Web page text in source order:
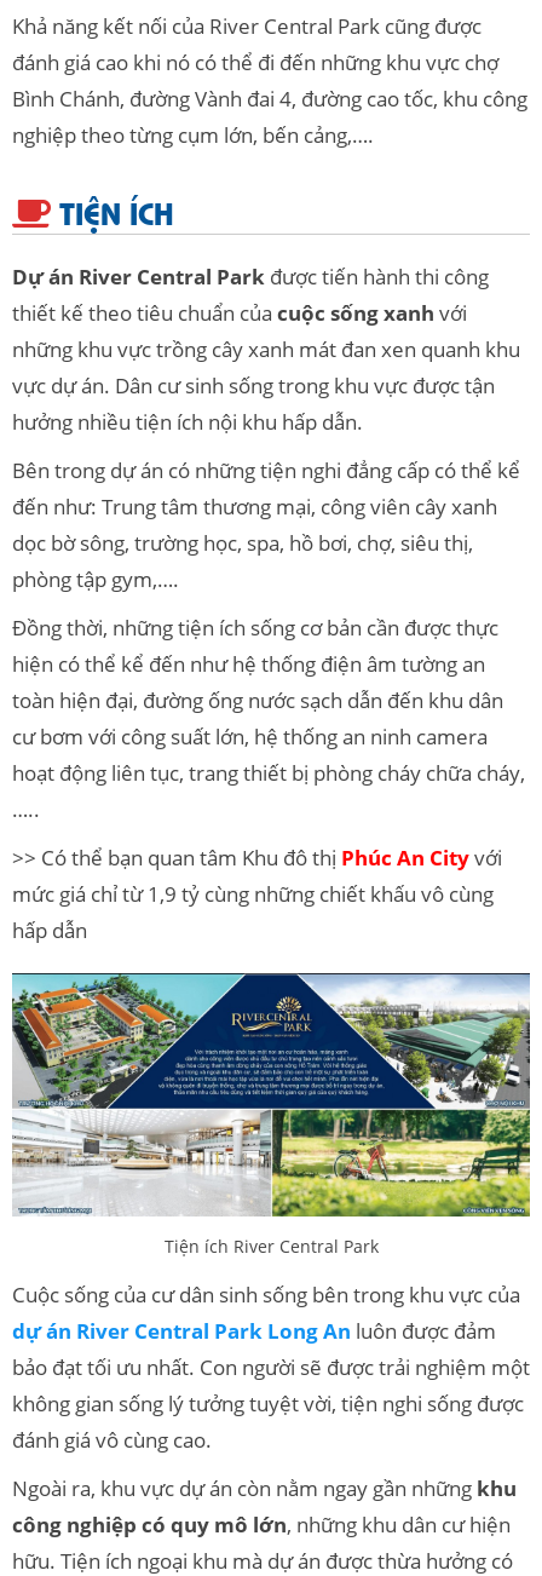
Khả năng kết nối của River Central Park cũng được
đánh giá cao khi nó có thể đi đến những khu vực chợ
Bình Chánh, đường Vành đai 4, đường cao tốc, khu công
nghiệp theo từng cụm lớn, bến cảng,….
TIỆN ÍCH
Dự án River Central Park được tiến hành thi công
thiết kế theo tiêu chuẩn của cuộc sống xanh với
những khu vực trồng cây xanh mát đan xen quanh khu
vực dự án. Dân cư sinh sống trong khu vực được tận
hưởng nhiều tiện ích nội khu hấp dẫn.
Bên trong dự án có những tiện nghi đẳng cấp có thể kể
đến như: Trung tâm thương mại, công viên cây xanh
dọc bờ sông, trường học, spa, hồ bơi, chợ, siêu thị,
phòng tập gym,….
Đồng thời, những tiện ích sống cơ bản cần được thực
hiện có thể kể đến như hệ thống điện âm tường an
toàn hiện đại, đường ống nước sạch dẫn đến khu dân
cư bơm với công suất lớn, hệ thống an ninh camera
hoạt động liên tục, trang thiết bị phòng cháy chữa cháy,
…..
>> Có thể bạn quan tâm Khu đô thị Phúc An Cityvới
mức giá chỉ từ 1,9 tỷ cùng những chiết khấu vô cùng
hấp dẫn
Tiện ích River Central Park
Cuộc sống của cư dân sinh sống bên trong khu vực của
dự án River Central Park Long An luôn được đảm
bảo đạt tối ưu nhất. Con người sẽ được trải nghiệm một
không gian sống lý tưởng tuyệt vời, tiện nghi sống được
đánh giá vô cùng cao.
Ngoài ra, khu vực dự án còn nằm ngay gần những khu
công nghiệp có quy mô lớn, những khu dân cư hiện
hữu. Tiện ích ngoại khu mà dự án được thừa hưởng có